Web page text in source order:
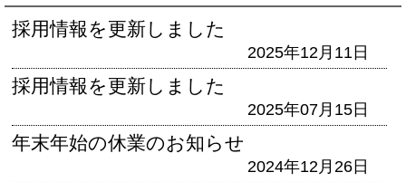
採用情報を更新しました
2025年12月11日
採用情報を更新しました
2025年07月15日
年末年始の休業のお知らせ
2024年12月26日